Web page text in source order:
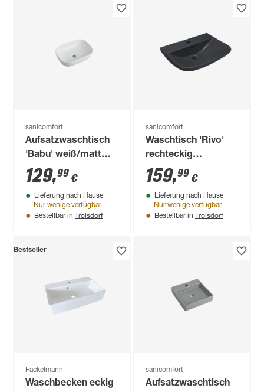
sanicomfort
Aufsatzwaschtisch
'Babu' weiß/matt
45,5 x 32,5 x 19,5 cm
129,99 €
Lieferung nach Hause
Nur wenige verfügbar
Bestellbar in Troisdorf
sanicomfort
Waschtisch 'Rivo'
rechteckig
dunkelgrau 48 x 61 x
19 cm
159,99 €
Lieferung nach Hause
Nur wenige verfügbar
Bestellbar in Troisdorf
Bestseller
Fackelmann
Waschbecken eckig
sanicomfort
Aufsatzwaschtisch